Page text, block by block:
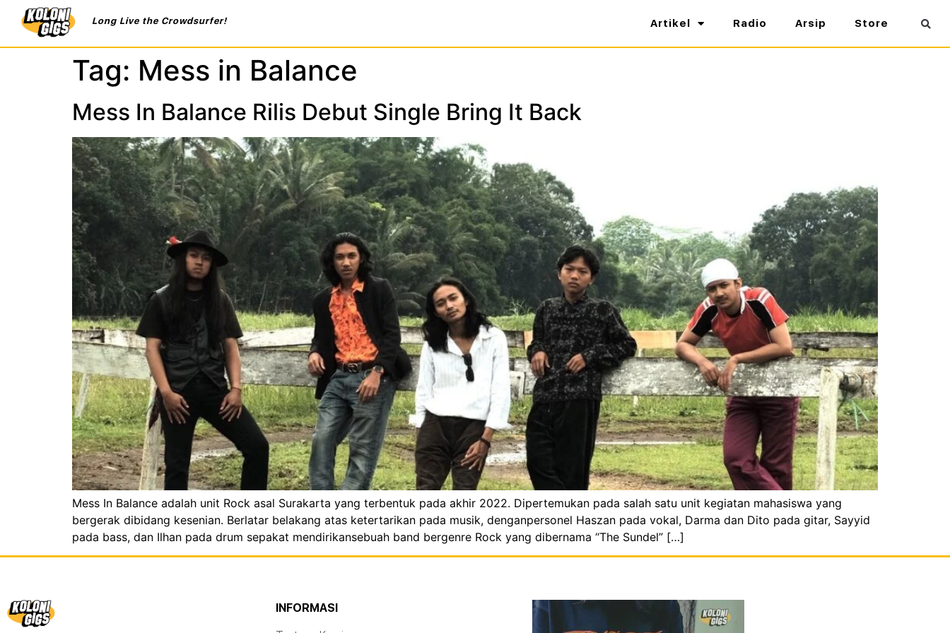
Long Live the Crowdsurfer! Artikel Radio Arsip Store
Tag: Mess in Balance
Mess In Balance Rilis Debut Single Bring It Back
Mess In Balance adalah unit Rock asal Surakarta yang terbentuk pada akhir 2022. Dipertemukan pada salah satu unit kegiatan mahasiswa yang
bergerak dibidang kesenian. Berlatar belakang atas ketertarikan pada musik, denganpersonel Haszan pada vokal, Darma dan Dito pada gitar, Sayyid
pada bass, dan Ilhan pada drum sepakat mendirikansebuah band bergenre Rock yang dibernama “The Sundel” […]
INFORMASI